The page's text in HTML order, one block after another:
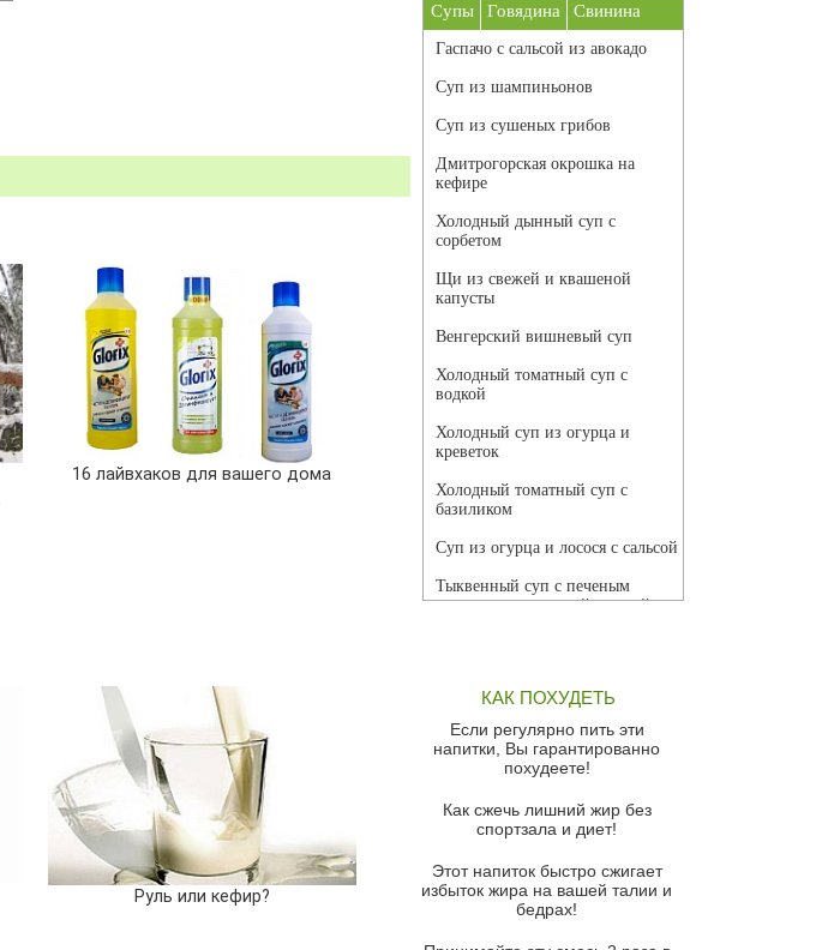
16 лайвхаков для вашего дома
Руль или кефир?
Супы Говядина Свинина
Гаспачо с сальсой из авокадо
Суп из шампиньонов
Суп из сушеных грибов
Дмитрогорская окрошка на
кефире
Холодный дынный суп с
сорбетом
Щи из свежей и квашеной
капусты
Венгерский вишневый суп
Холодный томатный суп с
водкой
Холодный суп из огурца и
креветок
Холодный томатный суп с
базиликом
Суп из огурца и лосося с сальсой
Тыквенный суп с печеным
чесноком и томатной сальсой
красного перца
Парижский луковый суп
Суп из спаржи и горошка с
Суп-крем из цветной капусты
Французский луковый суп
Суп из баклажанов с моцареллой
КАК ПОХУДЕТЬ
Если регулярно пить эти
напитки, Вы гарантированно
похудеете!
Как сжечь лишний жир без
спортзала и диет!
Этот напиток быстро сжигает
избыток жира на вашей талии и
бедрах!